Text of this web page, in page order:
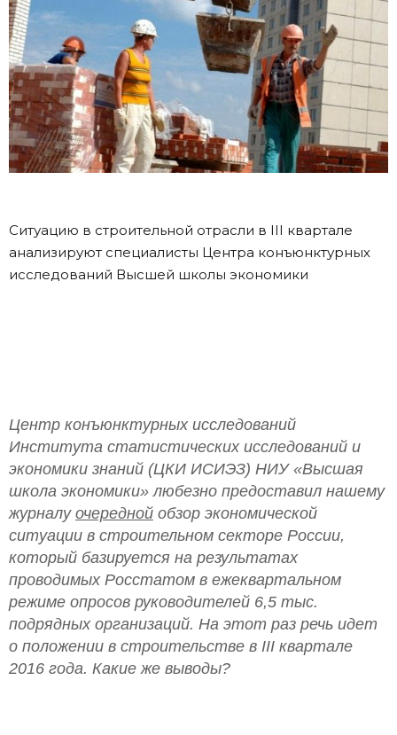
Ситуацию в строительной отрасли в III квартале
анализируют специалисты Центра конъюнктурных
исследований Высшей школы экономики
Центр конъюнктурных исследований
Института статистических исследований и
экономики знаний (ЦКИ ИСИЭЗ) НИУ «Высшая
школа экономики» любезно предоставил нашему
журналу очередной обзор экономической
ситуации в строительном секторе России,
который базируется на результатах
проводимых Росстатом в ежеквартальном
режиме опросов руководителей 6,5 тыс.
подрядных организаций. На этот раз речь идет
о положении в строительстве в III квартале
2016 года. Какие же выводы?